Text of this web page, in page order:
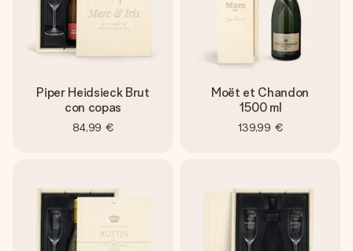
Piper Heidsieck Brut
con copas
84,99 €
Moët et Chandon
1500 ml
139,99 €